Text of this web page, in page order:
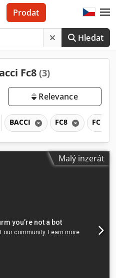
Hledat
Prodat
Fc8 (3)
Relevance
BACCI FC8 FC
Malý inzerát